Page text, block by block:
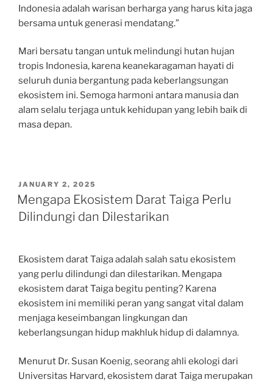
Indonesia adalah warisan berharga yang harus kita jaga
bersama untuk generasi mendatang.”
Mari bersatu tangan untuk melindungi hutan hujan
tropis Indonesia, karena keanekaragaman hayati di
seluruh dunia bergantung pada keberlangsungan
ekosistem ini. Semoga harmoni antara manusia dan
alam selalu terjaga untuk kehidupan yang lebih baik di
masa depan.
POSTED
ON
JANUARY 2, 2025
Mengapa Ekosistem Darat Taiga Perlu
Dilindungi dan Dilestarikan
Ekosistem darat Taiga adalah salah satu ekosistem
yang perlu dilindungi dan dilestarikan. Mengapa
ekosistem darat Taiga begitu penting? Karena
ekosistem ini memiliki peran yang sangat vital dalam
menjaga keseimbangan lingkungan dan
keberlangsungan hidup makhluk hidup di dalamnya.
Menurut Dr. Susan Koenig, seorang ahli ekologi dari
Universitas Harvard, ekosistem darat Taiga merupakan